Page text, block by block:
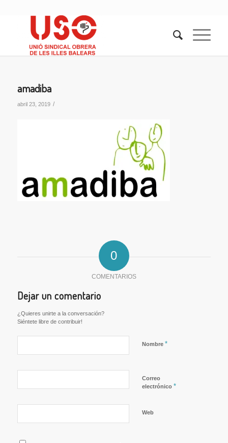
amadiba
abril 23, 2019 /
0
COMENTARIOS
Dejar un comentario
¿Quieres unirte a la conversación?
Siéntete libre de contribuir!
Nombre *
Correo
electrónico *
Web